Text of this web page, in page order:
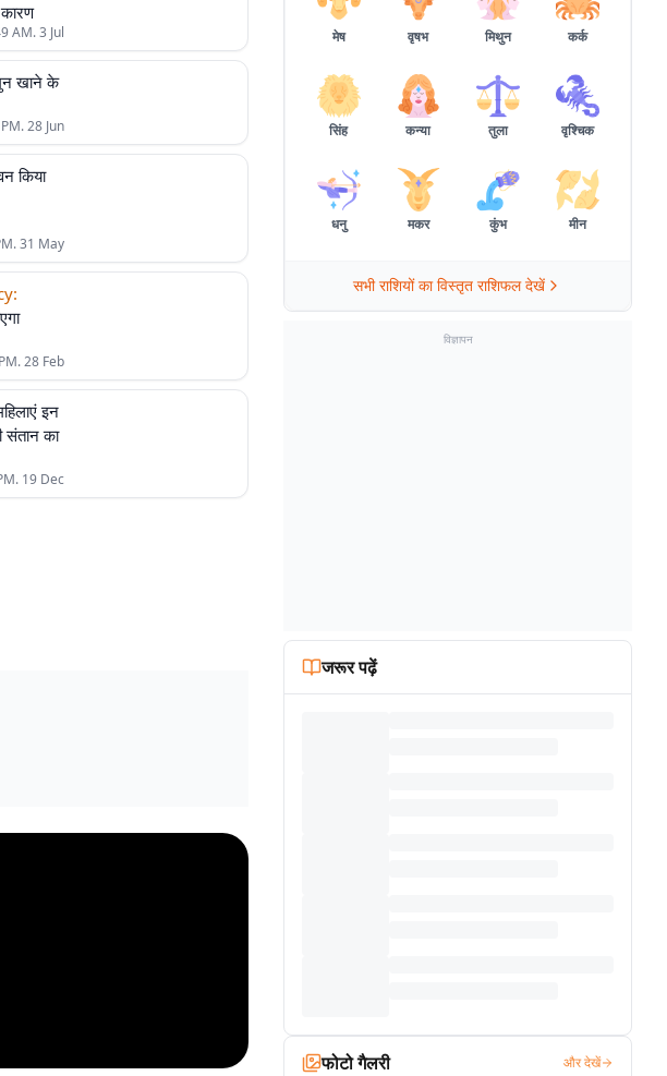
कारण
AM. 3 Jul
खाने के
28 Jun
किया
31 May
:
28 Feb
इन
संतान का
19 Dec
मेष वृषभ मिथुन कर्क
सिंह कन्या तुला वृश्चिक
धनु मकर कुंभ मीन
सभी राशियों का विस्तृत राशिफल देखें
विज्ञापन
जरूर पढ़ें
फोटो गैलरी और देखें